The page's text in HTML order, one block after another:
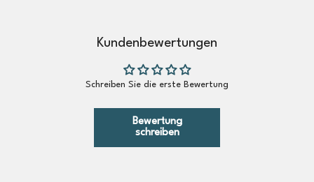
Kundenbewertungen
Schreiben Sie die erste Bewertung
Bewertung
schreiben